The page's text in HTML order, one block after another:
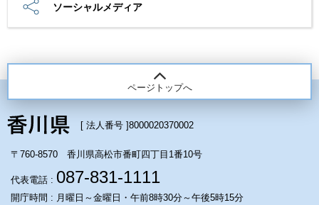
ソーシャルメディア
ページトップへ
[ 法人番号 ]8000020370002
〒760-8570 香川県高松市番町四丁目1番10号
代表電話 : 087-831-1111
開庁時間 : 月曜日～金曜日・午前8時30分～午後5時15分